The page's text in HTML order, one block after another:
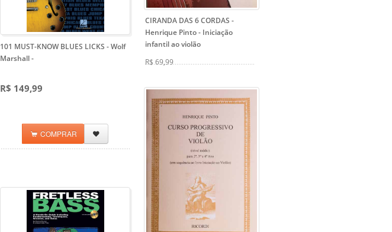
101 MUST-KNOW BLUES LICKS - Wolf
Marshall-
R$ 149,99
COMPRAR
CIRANDA DAS 6 CORDAS -
Henrique Pinto- Iniciação
infantil ao violão
R$ 69,99